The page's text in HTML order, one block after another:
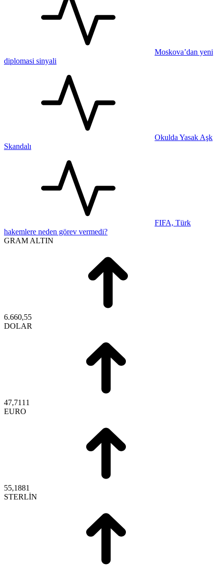
Moskova’dan yeni
diplomasi sinyali
Okulda Yasak Aşk
Skandalı
FIFA, Türk
hakemlere neden görev vermedi?
GRAM ALTIN
6.660,55
DOLAR
47,7111
EURO
55,1881
STERLİN